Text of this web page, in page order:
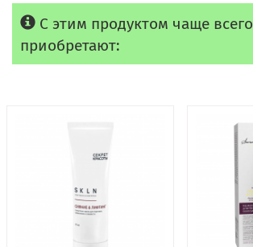
С этим продуктом чаще всего
приобретают: